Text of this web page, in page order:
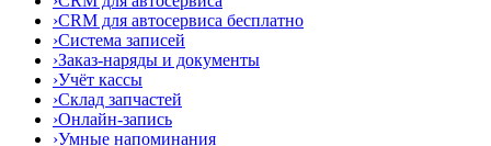
›CRM для автосервиса бесплатно
›Система записей
›Заказ-наряды и документы
›Учёт кассы
›Склад запчастей
›Онлайн-запись
›Умные напоминания